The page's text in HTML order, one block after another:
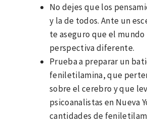
No dejes que los
y la de todos. Ante un
te aseguro que el mundo
perspectiva diferente.
Prueba a preparar un
feniletilamina, que
sobre el cerebro y que
psicoanalistas en Nueva
cantidades de